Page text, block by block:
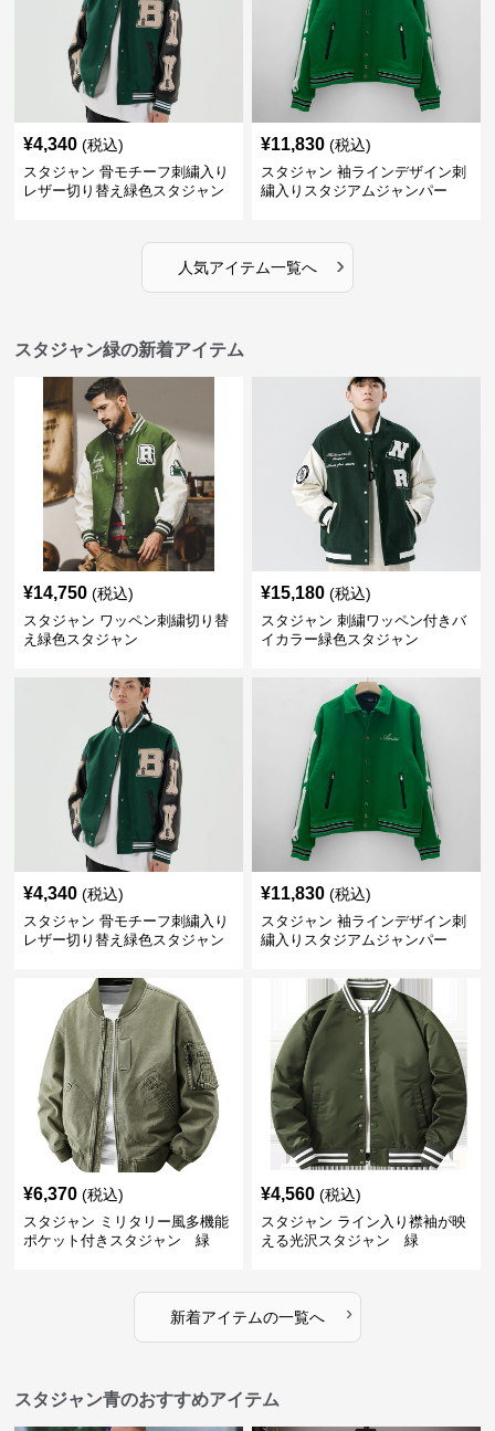
¥4,340 (税込)
スタジャン 骨モチーフ刺繍入り
レザー切り替え緑色スタジャン
¥11,830 (税込)
スタジャン 袖ラインデザイン刺
繍入りスタジアムジャンパー
人気アイテム一覧へ ›
スタジャン緑の新着アイテム
¥14,750 (税込)
スタジャン ワッペン刺繍切り替
え緑色スタジャン
¥15,180 (税込)
スタジャン 刺繍ワッペン付きバ
イカラー緑色スタジャン
¥4,340 (税込)
スタジャン 骨モチーフ刺繍入り
レザー切り替え緑色スタジャン
¥11,830 (税込)
スタジャン 袖ラインデザイン刺
繍入りスタジアムジャンパー
¥6,370 (税込)
スタジャン ミリタリー風多機能
ポケット付きスタジャン 緑
¥4,560 (税込)
スタジャン ライン入り襟袖が映
える光沢スタジャン 緑
新着アイテムの一覧へ ›
スタジャン青のおすすめアイテム